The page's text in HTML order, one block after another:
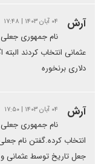
آرش ۰۴ آبان ۱۴۰۳ | ۱۷:۴۸
نام جمهوری
عثمانی انتخاب کردند
دلاری برنخوره
آرش ۰۴ آبان ۱۴۰۳ | ۱۷:۵۰
نام جمهوری
انتخاب کرده.گفتن نام
جعل تاریخ توسط عثمانی و